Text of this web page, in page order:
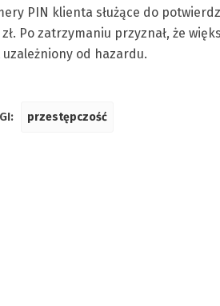
PIN klienta służące do
Po zatrzymaniu przyznał, że
uzależniony od hazardu.
przestępczość